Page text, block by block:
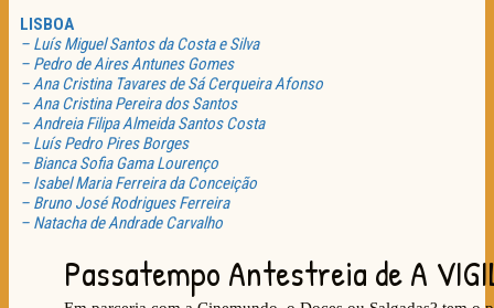
LISBOA
– Luís Miguel Santos da Costa e Silva
– Pedro de Aires Antunes Gomes
– Ana Cristina Tavares de Sá Cerqueira Afonso
– Ana Cristina Pereira dos Santos
– Andreia Filipa Almeida Santos Costa
– Luís Pedro Pires Borges
– Bianca Sofia Gama Lourenço
– Isabel Maria Ferreira da Conceição
– Bruno José Rodrigues Ferreira
– Natacha de Andrade Carvalho